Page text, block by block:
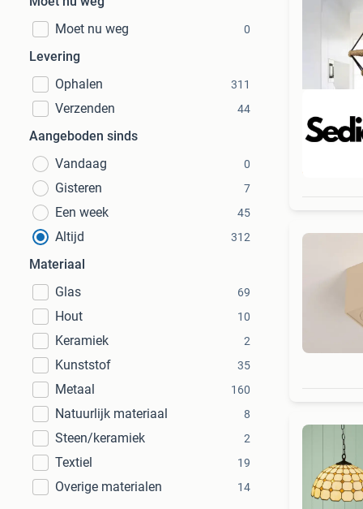
Moet nu weg
0
Levering
Ophalen
311
Verzenden 44
Aangeboden sinds
Vandaag
0
Gisteren 7
Een week 45
Altijd 312
Materiaal
Glas
69
Hout 10
Keramiek 2
Kunststof 35
Metaal 160
Natuurlijk materiaal 8
Steen/keramiek 2
Textiel 19
Overige materialen 14